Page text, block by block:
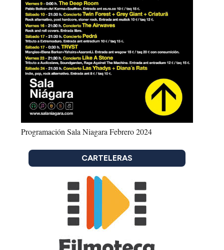
Programación Sala Niagara Febrero 2024
CARTELERAS